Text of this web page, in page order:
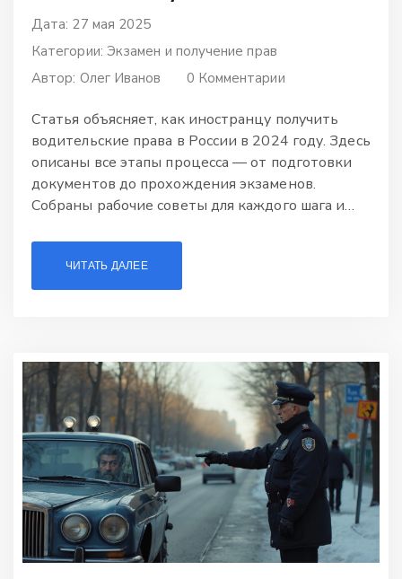
Дата: 27 мая 2025
Категории: Экзамен и получение прав
Автор: Олег Иванов 0 Комментарии
Статья объясняет, как иностранцу получить
водительские права в России в 2024 году. Здесь
описаны все этапы процесса — от подготовки
документов до прохождения экзаменов.
Собраны рабочие советы для каждого шага и
узнаете, какие ошибки иностранцы часто
совершают и как их избежать. Текст будет
полезен всем, кто планирует сесть за руль в
ЧИТАТЬ ДАЛЕЕ